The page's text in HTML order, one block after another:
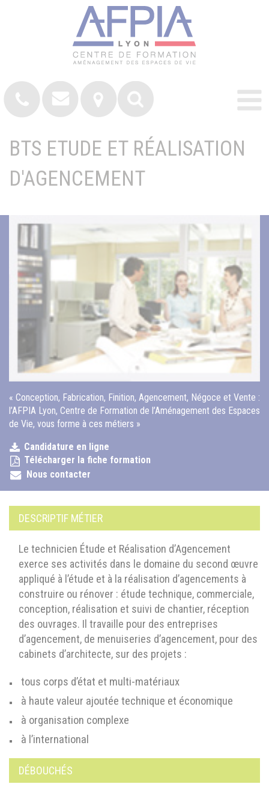
BTS ETUDE ET RÉALISATION
D'AGENCEMENT
« Conception, Fabrication, Finition, Agencement, Négoce et Vente :
l’AFPIA Lyon, Centre de Formation de l’Aménagement des Espaces
de Vie, vous forme à ces métiers »
Candidature en ligne
Télécharger la fiche formation
Nous contacter
DESCRIPTIF MÉTIER
Le technicien Étude et Réalisation d’Agencement
exerce ses activités dans le domaine du second œuvre
appliqué à l’étude et à la réalisation d’agencements à
construire ou rénover : étude technique, commerciale,
conception, réalisation et suivi de chantier, réception
des ouvrages. Il travaille pour des entreprises
d’agencement, de menuiseries d’agencement, pour des
cabinets d’architecte, sur des projets :
tous corps d’état et multi-matériaux
à haute valeur ajoutée technique et économique
à organisation complexe
à l’international
DÉBOUCHÉS